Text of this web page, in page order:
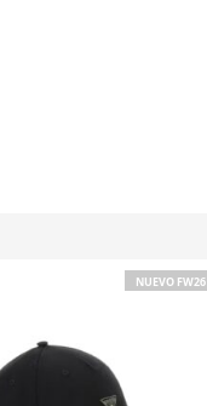
NUEVO FW26